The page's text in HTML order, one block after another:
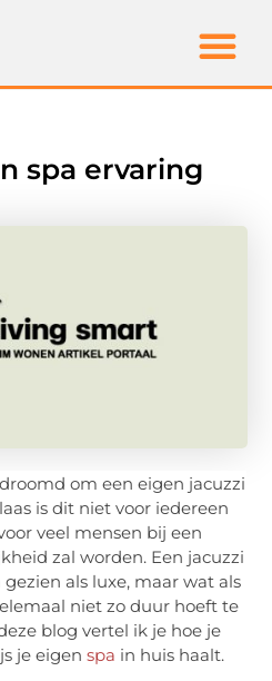
spa ervaring
om een eigen jacuzzi
is dit niet voor iedereen
veel mensen bij een
zal worden. Een jacuzzi
als luxe, maar wat als
niet zo duur hoeft te
blog vertel ik je hoe je
je eigenspa in huis haalt.